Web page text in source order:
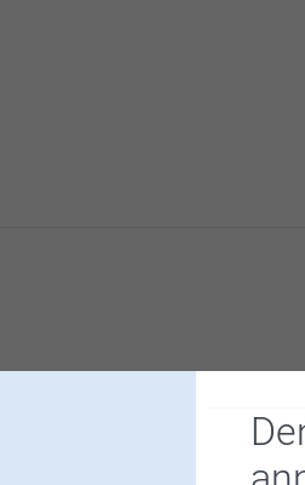
med din poster, jag hoppas att du